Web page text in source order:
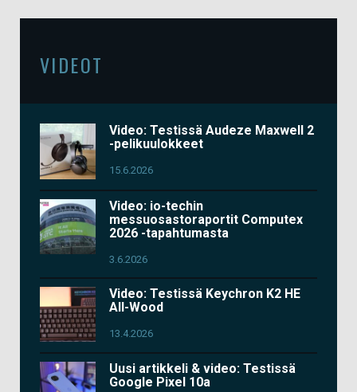
VIDEOT
Video: Testissä Audeze Maxwell 2
-pelikuulokkeet
15.6.2026
Video: io-techin
messuosastoraportit Computex
2026 -tapahtumasta
3.6.2026
Video: Testissä Keychron K2 HE
All-Wood
13.4.2026
Uusi artikkeli & video: Testissä
Google Pixel 10a